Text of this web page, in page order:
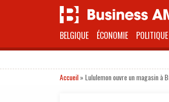
BELGIQUE ÉCONOMIE POLITIQUE
Accueil» Lululemon ouvre un magasin à